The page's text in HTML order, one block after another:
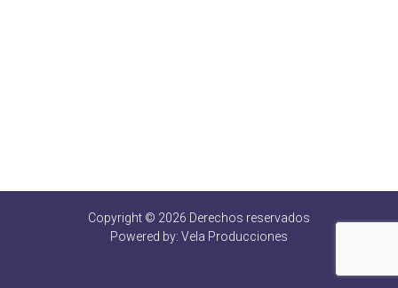
Copyright © 2026 Derechos reservados
Powered by: Vela Producciones